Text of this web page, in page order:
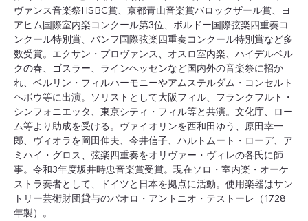
ヴァンス音楽祭HSBC賞、京都青山音楽賞バロックザール賞、ヨ
アヒム国際室内楽コンクール第3位、ボルドー国際弦楽四重奏コ
ンクール特別賞、バンフ国際弦楽四重奏コンクール特別賞など多
数受賞。エクサン・プロヴァンス、オスロ室内楽、ハイデルベル
クの春、ゴスラー、ラインヘッセンなど国内外の音楽祭に招か
れ、ベルリン・フィルハーモニーやアムステルダム・コンセルト
ヘボウ等に出演。ソリストとして大阪フィル、フランクフルト・
シンフォニエッタ、東京シティ・フィル等と共演。文化庁、ロー
ム等より助成を受ける。ヴァイオリンを西和田ゆう、原田幸一
郎、ヴィオラを岡田伸夫、今井信子、ハルトムート・ローデ、ア
ミハイ・グロス、弦楽四重奏をオリヴァー・ヴィレの各氏に師
事。令和3年度坂井時忠音楽賞受賞。現在ソロ・室内楽・オーケ
ストラ奏者として、ドイツと日本を拠点に活動。使用楽器はサン
トリー芸術財団貸与のパオロ・アントニオ・テストーレ（1728
年製）。